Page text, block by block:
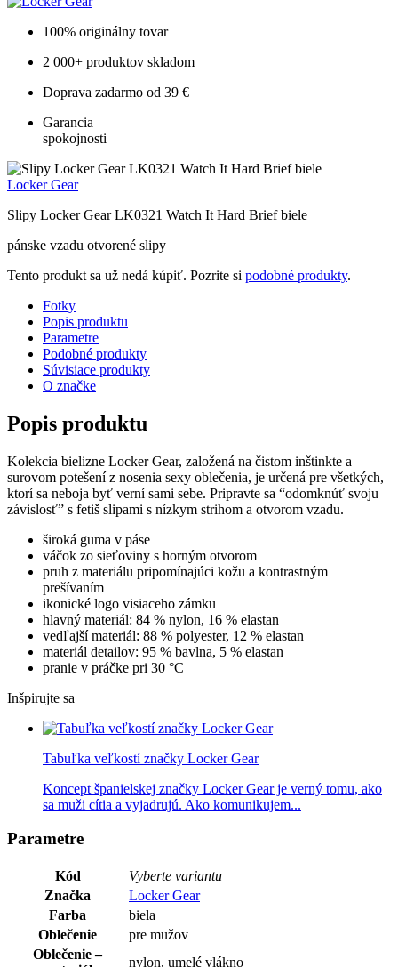
100% originálny tovar
2 000+ produktov skladom
Doprava zadarmo od 39 €
Garancia
spokojnosti
Locker Gear
Slipy Locker Gear LK0321 Watch It Hard Brief biele
pánske vzadu otvorené slipy
Tento produkt sa už nedá kúpiť. Pozrite si podobné produkty.
Fotky
Popis produktu
Parametre
Podobné produkty
Súvisiace produkty
O značke
Popis produktu
Kolekcia bielizne Locker Gear, založená na čistom inštinkte a
surovom potešení z nosenia sexy oblečenia, je určená pre všetkých,
ktorí sa neboja byť verní sami sebe. Pripravte sa “odomknúť svoju
závislosť” s fetiš slipami s nízkym strihom a otvorom vzadu.
široká guma v páse
váčok zo sieťoviny s horným otvorom
pruh z materiálu pripomínajúci kožu a kontrastným
prešívaním
ikonické logo visiaceho zámku
hlavný materiál: 84 % nylon, 16 % elastan
vedľajší materiál: 88 % polyester, 12 % elastan
materiál detailov: 95 % bavlna, 5 % elastan
pranie v práčke pri 30 °C
Inšpirujte sa
Tabuľka veľkostí značky Locker Gear
Koncept španielskej značky Locker Gear je verný tomu, ako
sa muži cítia a vyjadrujú. Ako komunikujem...
Parametre
Kód
Vyberte variantu
Značka
Locker Gear
Farba
biela
Oblečenie
pre mužov
Oblečenie –
nylon, umelé vlákno